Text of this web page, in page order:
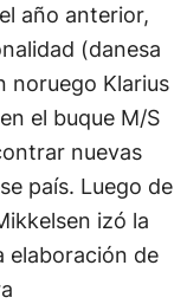
año anterior,
(danesa
noruego Klarius
el buque M/S
nuevas
país. Luego de
izó la
elaboración de